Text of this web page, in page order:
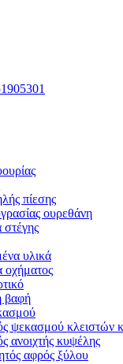
πίεσης
ουρεθάνη
υλικά
οχήματος
βαφή
ψεκασμού κλειστών
ανοιχτής κυψέλης
αφρός ξύλου